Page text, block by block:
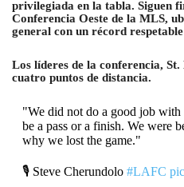
privilegiada en la tabla. Siguen
Conferencia Oeste de la MLS,
general con un récord
Los líderes de la conferencia,
cuatro puntos de distancia.
"We did not do a good job
be a pass or a finish. We were
why we lost the game."
🎙️ Steve Cherundolo #LAFC